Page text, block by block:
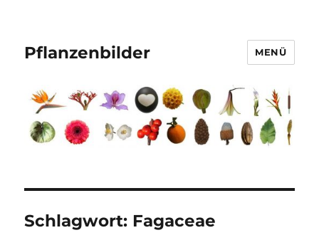
Pflanzenbilder MENÜ
Schlagwort: Fagaceae